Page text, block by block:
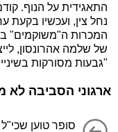
התאגידית על הנוף.
נחל צין, ועכשיו
המכרות ה"משוקמים"
של שלמה אהרונסון,
"גבעות מסורקות
ארגוני הסביבה לא
סופר טוען